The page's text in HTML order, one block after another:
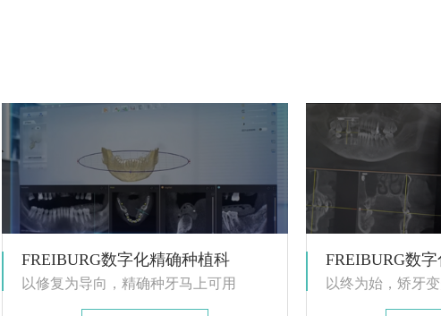
FREIBURG数字化精确种植科
以修复为导向，精确种牙马上可用
FREIBURG数
以终为始，矫牙